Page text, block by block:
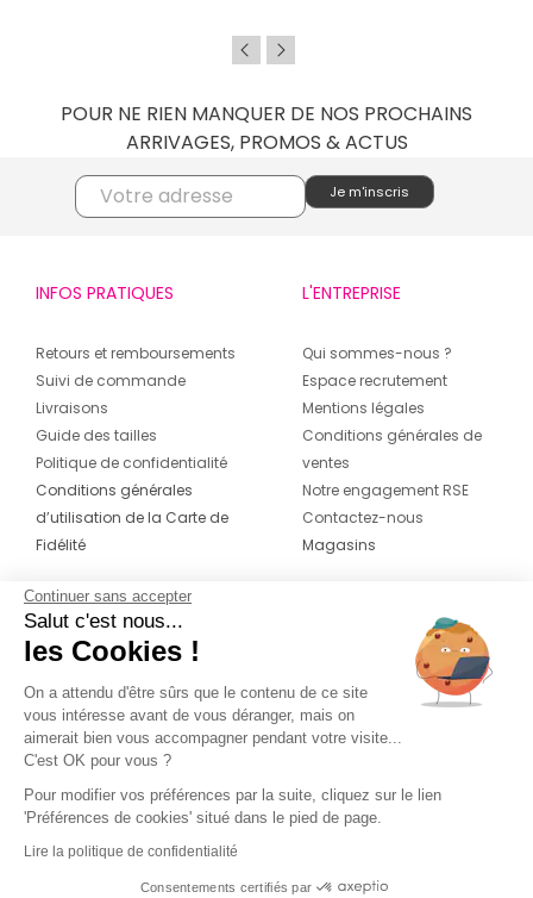
POUR NE RIEN MANQUER DE NOS PROCHAINS
ARRIVAGES, PROMOS & ACTUS
INFOS PRATIQUES
Retours et remboursements
Suivi de commande
Livraisons
Guide des tailles
Politique de confidentialité
Conditions générales
d’utilisation de la Carte de
Fidélité
L'ENTREPRISE
Qui sommes-nous ?
Espace recrutement
Mentions légales
Conditions générales de
ventes
Notre engagement RSE
Contactez-nous
Magasins
CONTACT
04 42 20 78 42
Du lundi au jeudi de 8h30 à 16h30 & le
vendredi de 8h30 à 15h30
Continuer sans accepter
Salut c'est nous...
les Cookies !
On a attendu d'être sûrs que le contenu de ce site
vous intéresse avant de vous déranger, mais on
aimerait bien vous accompagner pendant votre visite...
C'est OK pour vous ?
Pour modifier vos préférences par la suite, cliquez sur le lien
'Préférences de cookies' situé dans le pied de page.
Lire la politique de confidentialité
Consentements certifiés par